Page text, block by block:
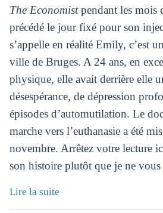
The Economistpendant les mois
précédé le jour fixé pour son
s’appelle en réalité Emily, c’est
ville de Bruges. A 24 ans, en
physique, elle avait derrière elle
désespérance, de dépression
épisodes d’automutilation. Le
marche vers l’euthanasie a été
novembre. Arrêtez votre lecture
son histoire plutôt que je ne
Lire la suite